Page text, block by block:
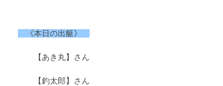
《本日の出艇》
【あき丸】さん
【釣太郎】さん